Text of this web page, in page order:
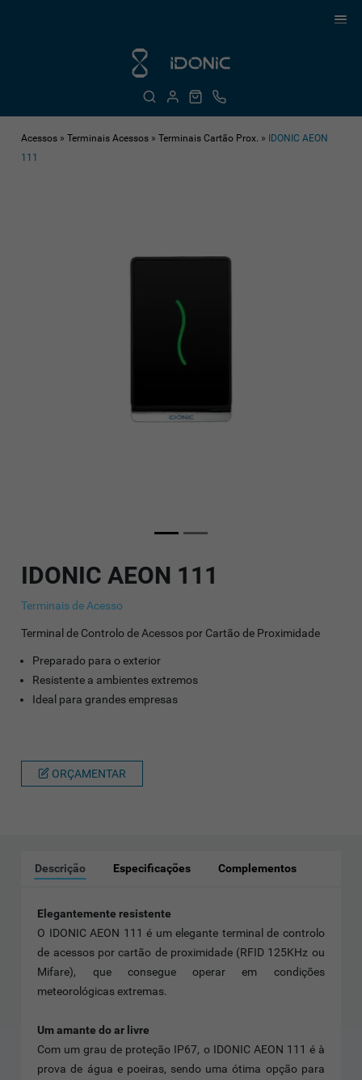
Acessos »Terminais Acessos »Terminais Cartão Prox. »
IDONIC AEON
111
IDONIC AEON 111
Terminais de Acesso
Terminal de Controlo de Acessos por Cartão de Proximidade
Preparado para o exterior
Resistente a ambientes extremos
Ideal para grandes empresas
ORÇAMENTAR
Descrição Especificações Complementos
Elegantemente resistente
O IDONIC AEON 111 é um elegante terminal de controlo
de acessos por cartão de proximidade (RFID 125KHz ou
Mifare), que consegue operar em condições
meteorológicas extremas.
Um amante do ar livre
Com um grau de proteção IP67, o IDONIC AEON 111 é à
prova de água e poeiras, sendo uma ótima opção para